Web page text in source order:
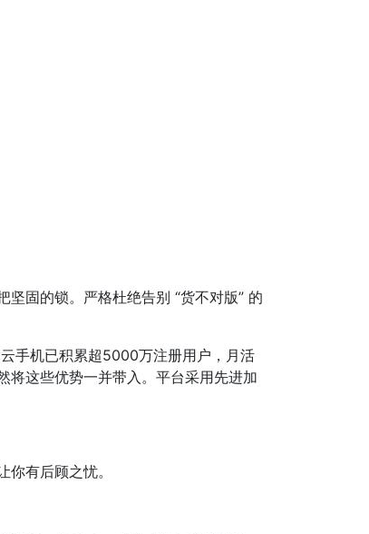
固的锁。严格杜绝告别 “货不对版” 的
手机已积累超5000万注册用户，月活
将这些优势一并带入。平台采用先进加
有后顾之忧。